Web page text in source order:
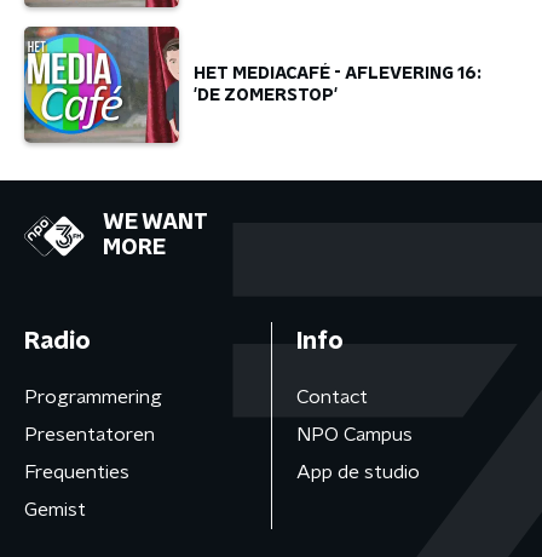
HET MEDIACAFÉ - AFLEVERING 16:
'DE ZOMERSTOP'
WE WANT
MORE
Radio
Programmering
Presentatoren
Frequenties
Gemist
Info
Contact
NPO Campus
App de studio